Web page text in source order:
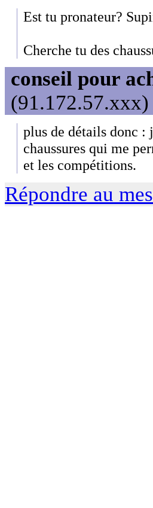
Est tu pronateur?
Cherche tu des
conseil pour
plus de détails donc :
chaussures qui me
et les compétitions.
Répondre au